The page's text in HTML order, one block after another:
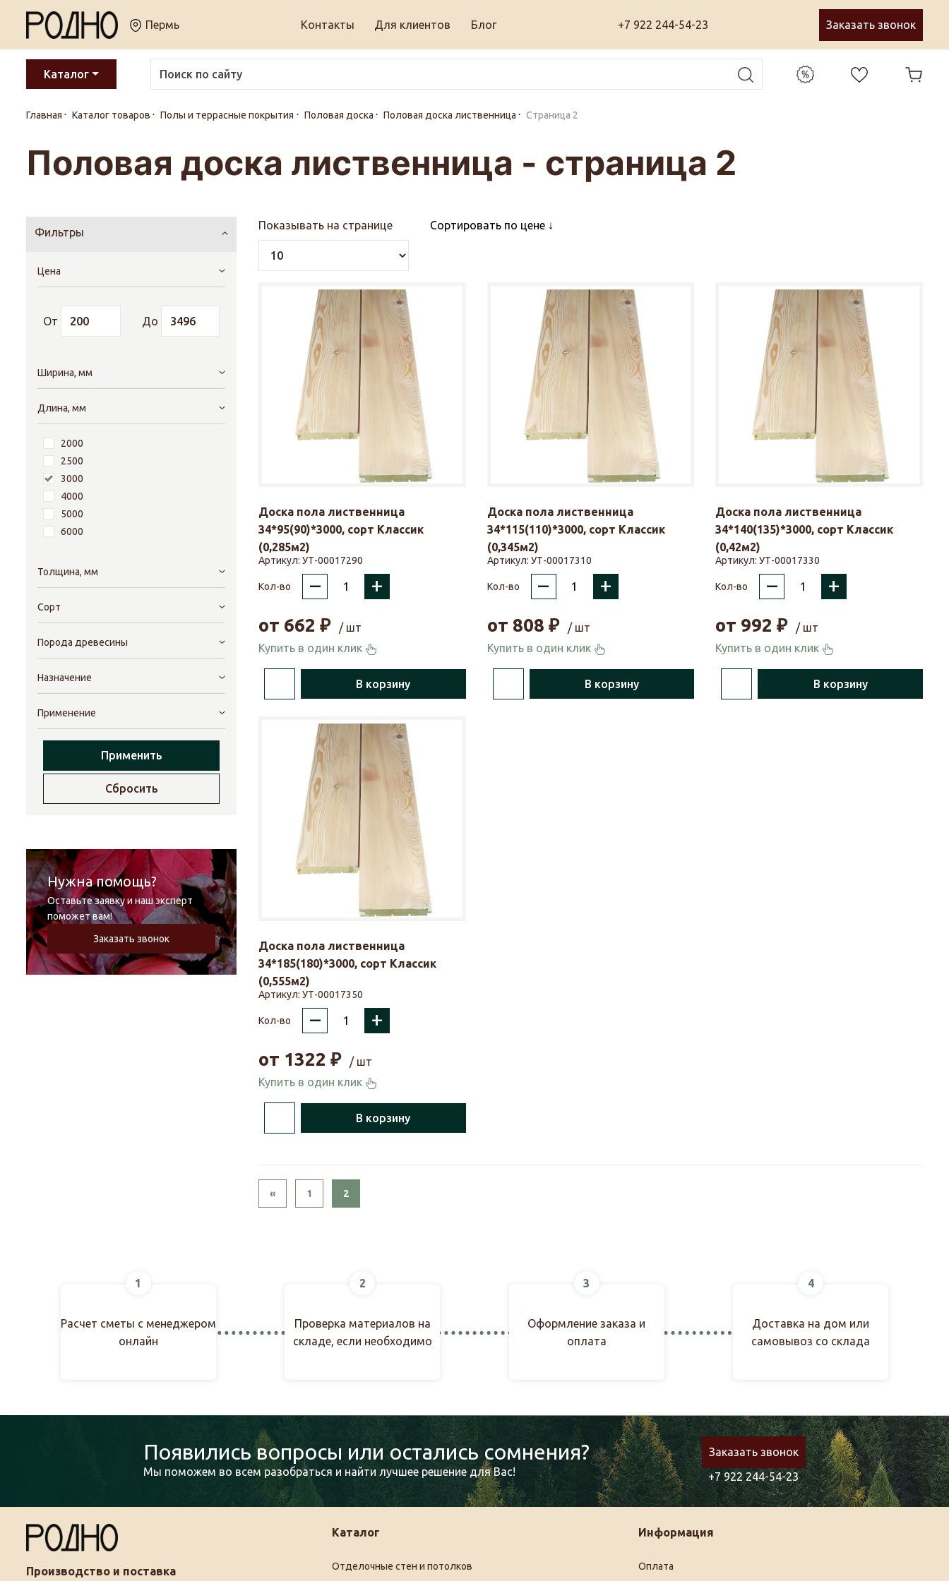
Пермь Контакты Для клиентов Блог +7 922 244-54-23 Заказать звонок
Каталог
Главная Каталог товаров Полы и террасные покрытия Половая доска Половая доска лиственница Страница 2
Половая доска лиственница - страница 2
Фильтры
Цена
От До
Ширина, мм
Длина, мм
2000
2500
3000
4000
5000
6000
Толщина, мм
Сорт
Порода древесины
Назначение
Применение
Применить
Сбросить
Нужна помощь?
Оставьте заявку и наш эксперт
поможет вам!
Заказать звонок
Показывать на странице Сортировать по цене
Доска пола лиственница
34*95(90)*3000, сорт Классик
(0,285м2)
Артикул: УТ-00017290
Кол-во – +
от 662 ₽
/ шт
Купить в один клик
В корзину
Доска пола лиственница
34*115(110)*3000, сорт Классик
(0,345м2)
Артикул: УТ-00017310
Кол-во – +
от 808 ₽
/ шт
Купить в один клик
В корзину
Доска пола лиственница
34*140(135)*3000, сорт Классик
(0,42м2)
Артикул:УТ-00017330
Кол-во – +
от 992 ₽
/ шт
Купить в один клик
В корзину
Доска пола лиственница
34*185(180)*3000, сорт Классик
(0,555м2)
Артикул: УТ-00017350
Кол-во – +
от 1322 ₽
/ шт
Купить в один клик
В корзину
«Previous
1 2
1
Расчет сметы с менеджером
онлайн
2
Проверка материалов на
складе, если необходимо
3
Оформление заказа и
оплата
4
Доставка на дом или
самовывоз со склада
Появились вопросы или остались сомнения?
Мы поможем во всем разобраться и найти лучшее решение для Вас!
Заказать звонок
+7 922 244-54-23
Производство и поставка
Каталог
Отделочные стен и потолков
Информация
Оплата